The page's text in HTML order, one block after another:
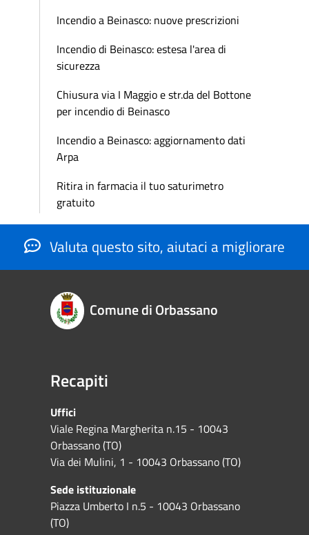
Incendio a Beinasco: nuove prescrizioni
Incendio di Beinasco: estesa l'area di
sicurezza
Chiusura via I Maggio e str.da del Bottone
per incendio di Beinasco
Incendio a Beinasco: aggiornamento dati
Arpa
Ritira in farmacia il tuo saturimetro
gratuito
Valuta questo sito, aiutaci a migliorare
Comune di Orbassano
Recapiti
Uffici
Viale Regina Margherita n.15 - 10043
Orbassano (TO)
Via dei Mulini, 1 - 10043 Orbassano (TO)
Sede istituzionale
Piazza Umberto I n.5 - 10043 Orbassano
(TO)